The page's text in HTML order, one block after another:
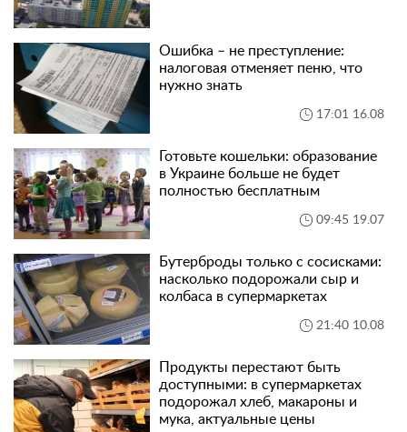
Ошибка – не преступление:
налоговая отменяет пеню, что
нужно знать
17:01 16.08
Готовьте кошельки: образование
в Украине больше не будет
полностью бесплатным
09:45 19.07
Бутерброды только с сосисками:
насколько подорожали сыр и
колбаса в супермаркетах
21:40 10.08
Продукты перестают быть
доступными: в супермаркетах
подорожал хлеб, макароны и
мука, актуальные цены